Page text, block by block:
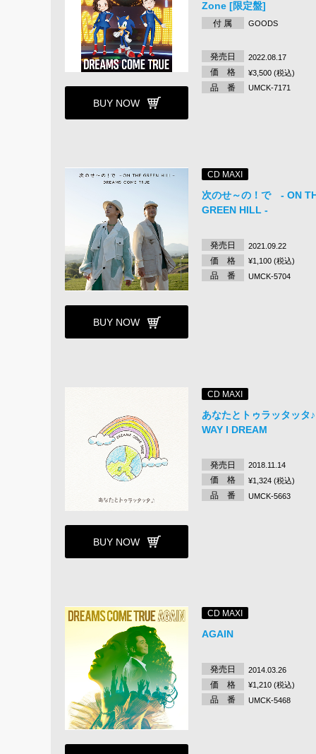
BUY NOW
Zone [限定盤]
付 属 GOODS
発売日 2022.08.17
価 格 ¥3,500 (税込)
品 番 UMCK-7171
BUY NOW
CD MAXI
次のせ～の！で - ON
GREEN HILL -
発売日 2021.09.22
価 格 ¥1,100 (税込)
品 番 UMCK-5704
BUY NOW
CD MAXI
あなたとトゥラッタッタ
WAY I DREAM
発売日 2018.11.14
価 格 ¥1,324 (税込)
品 番 UMCK-5663
CD MAXI
AGAIN
発売日 2014.03.26
価 格 ¥1,210 (税込)
品 番 UMCK-5468